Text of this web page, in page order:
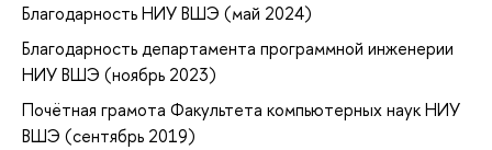
Благодарность НИУ ВШЭ (май 2024)
Благодарность департамента программной инженерии
НИУ ВШЭ (ноябрь 2023)
Почётная грамота Факультета компьютерных наук НИУ
ВШЭ (сентябрь 2019)